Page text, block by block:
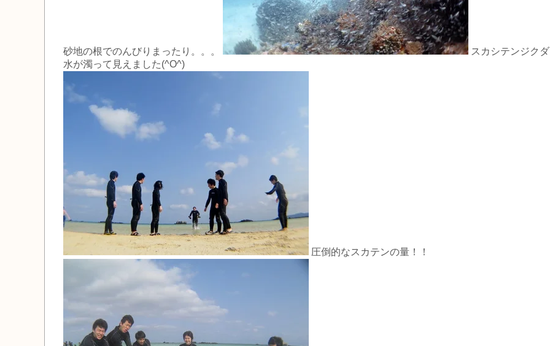
砂地の根でのんびりまったり。。。
スカシテンジク
水が濁って見えました(^O^)
圧倒的なスカテンの量！！